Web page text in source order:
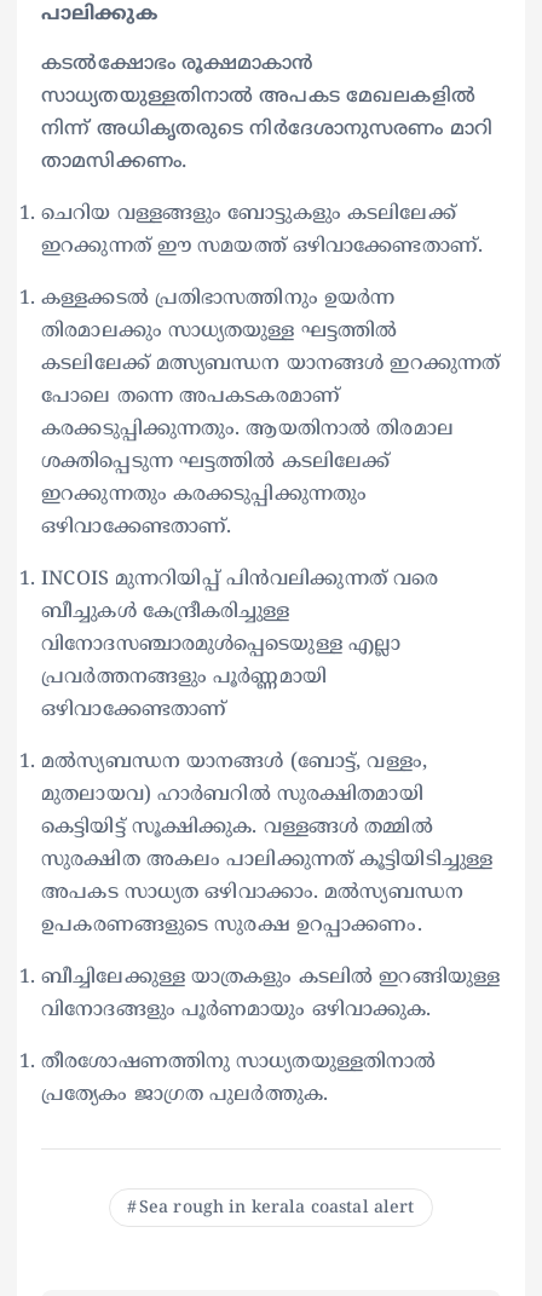
പാലിക്കുക
കടൽക്ഷോഭം രൂക്ഷമാകാൻ
സാധ്യതയുള്ളതിനാൽ അപകട മേഖലകളിൽ
നിന്ന് അധികൃതരുടെ നിർദേശാനുസരണം മാറി
താമസിക്കണം.
ചെറിയ വള്ളങ്ങളും ബോട്ടുകളും കടലിലേക്ക്
ഇറക്കുന്നത് ഈ സമയത്ത് ഒഴിവാക്കേണ്ടതാണ്.
കള്ളക്കടൽ പ്രതിഭാസത്തിനും ഉയർന്ന
തിരമാലക്കും സാധ്യതയുള്ള ഘട്ടത്തിൽ
കടലിലേക്ക് മത്സ്യബന്ധന യാനങ്ങൾ ഇറക്കുന്നത്
പോലെ തന്നെ അപകടകരമാണ്
കരക്കടുപ്പിക്കുന്നതും. ആയതിനാൽ തിരമാല
ശക്തിപ്പെടുന്ന ഘട്ടത്തിൽ കടലിലേക്ക്
ഇറക്കുന്നതും കരക്കടുപ്പിക്കുന്നതും
ഒഴിവാക്കേണ്ടതാണ്.
INCOIS മുന്നറിയിപ്പ് പിൻവലിക്കുന്നത് വരെ
ബീച്ചുകൾ കേന്ദ്രീകരിച്ചുള്ള
വിനോദസഞ്ചാരമുൾപ്പെടെയുള്ള എല്ലാ
പ്രവർത്തനങ്ങളും പൂർണ്ണമായി
ഒഴിവാക്കേണ്ടതാണ്
മൽസ്യബന്ധന യാനങ്ങൾ (ബോട്ട്, വള്ളം,
മുതലായവ) ഹാർബറിൽ സുരക്ഷിതമായി
കെട്ടിയിട്ട് സൂക്ഷിക്കുക. വള്ളങ്ങൾ തമ്മിൽ
സുരക്ഷിത അകലം പാലിക്കുന്നത് കൂട്ടിയിടിച്ചുള്ള
അപകട സാധ്യത ഒഴിവാക്കാം. മൽസ്യബന്ധന
ഉപകരണങ്ങളുടെ സുരക്ഷ ഉറപ്പാക്കണം.
ബീച്ചിലേക്കുള്ള യാത്രകളും കടലിൽ ഇറങ്ങിയുള്ള
വിനോദങ്ങളും പൂർണമായും ഒഴിവാക്കുക.
തീരശോഷണത്തിനു സാധ്യതയുള്ളതിനാൽ
പ്രത്യേകം ജാഗ്രത പുലർത്തുക.
Sea rough in kerala coastal alert